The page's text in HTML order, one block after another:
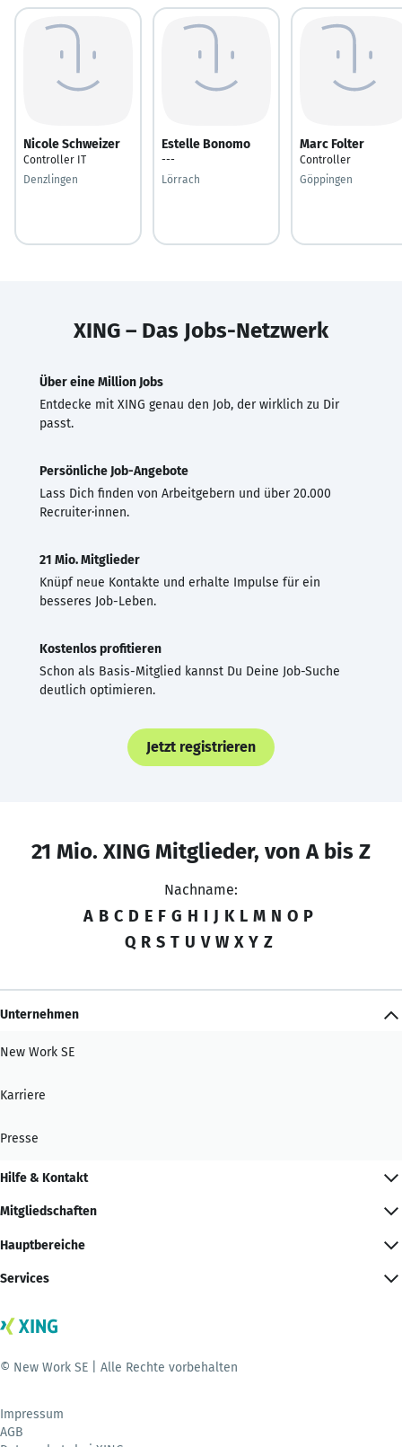
Nicole Schweizer
Controller IT
Denzlingen
Estelle Bonomo
---
Lörrach
Marc Folter
Controller
Göppingen
XING – Das Jobs-Netzwerk
Über eine Million Jobs
Entdecke mit XING genau den Job, der wirklich zu Dir
passt.
Persönliche Job-Angebote
Lass Dich finden von Arbeitgebern und über 20.000
Recruiter·innen.
21 Mio. Mitglieder
Knüpf neue Kontakte und erhalte Impulse für ein
besseres Job-Leben.
Kostenlos profitieren
Schon als Basis-Mitglied kannst Du Deine Job-Suche
deutlich optimieren.
Jetzt registrieren
21 Mio. XING Mitglieder, von A bis Z
Nachname:
A B C D E F G H I J K L M N O P
Q R S T U V W X Y Z
Unternehmen
New Work SE
Karriere
Presse
Hilfe & Kontakt
Mitgliedschaften
Hauptbereiche
Services
© New Work SE | Alle Rechte vorbehalten
Impressum
AGB